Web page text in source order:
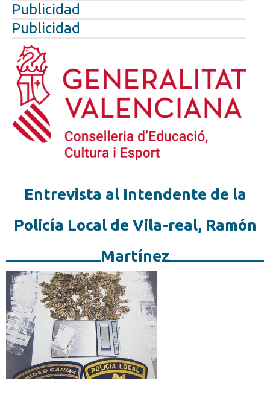
Publicidad
Publicidad
Entrevista al Intendente de la
Policía Local de Vila-real, Ramón
Martínez